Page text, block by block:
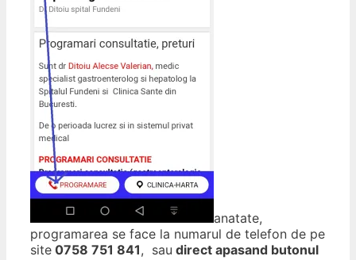
anatate,
programarea se face la numarul de telefon de pe
site 0758 751 841, sau direct apasand butonul